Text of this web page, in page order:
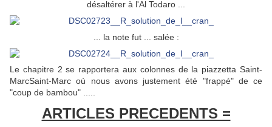
désaltérer à l'Al Todaro ...
... la note fut ... salée :
Le chapitre 2 se rapportera aux colonnes de la piazzetta Saint-
MarcSaint-Marc où nous avons justement été "frappé" de ce
"coup de bambou" .....
ARTICLES PRECEDENTS =